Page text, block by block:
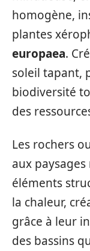
homogène,
plantes
europaea.
soleil tapant,
biodiversité
des
Les rochers
aux
éléments
la chaleur,
grâce à leur
des bassins